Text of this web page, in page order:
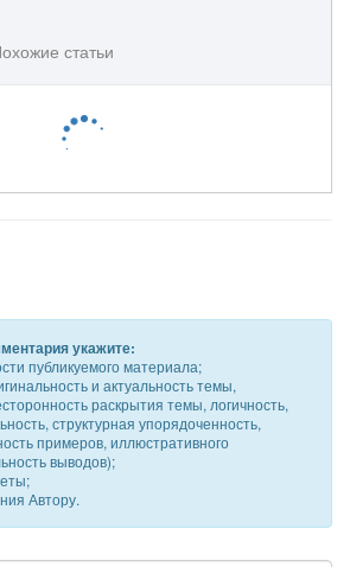
статьи
укажите:
публикуемого материала;
и актуальность темы,
раскрытия темы, логичность,
структурная упорядоченность,
примеров, иллюстративного
выводов);
Автору.